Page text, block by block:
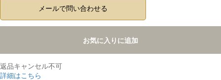
メールで問い合わせる
お気に入りに追加
返品キャンセル不可
詳細はこちら